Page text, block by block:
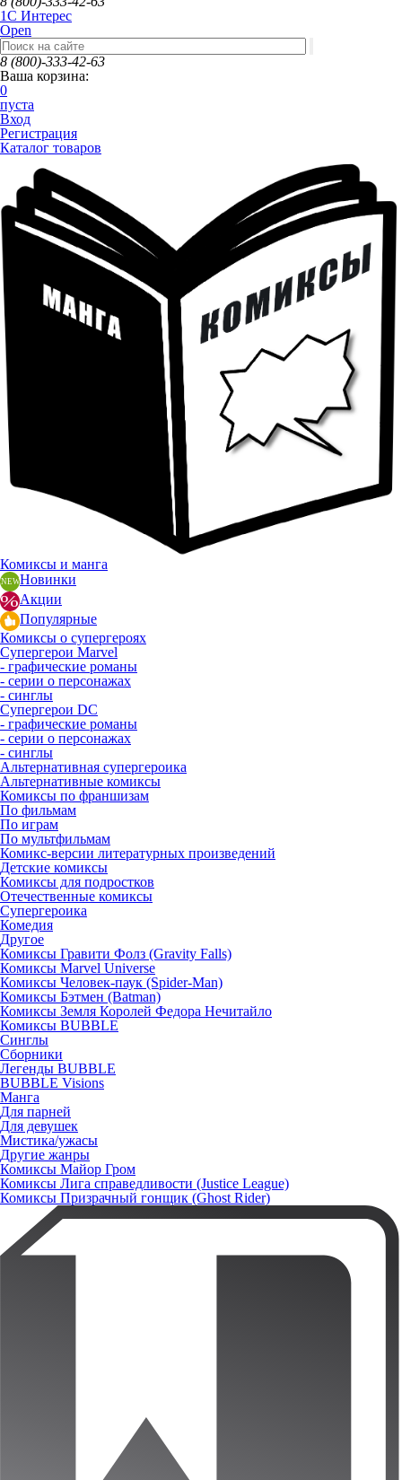
1C Интерес
Open
8 (800)-333-42-63
Ваша корзина:
0
пуста
Вход
Регистрация
Каталог товаров
Комиксы и манга
Новинки
Акции
Популярные
Комиксы о супергероях
Супергерои Marvel
- графические романы
- серии о персонажах
- синглы
Супергерои DC
- графические романы
- серии о персонажах
- синглы
Альтернативная супергероика
Альтернативные комиксы
Комиксы по франшизам
По фильмам
По играм
По мультфильмам
Комикс-версии литературных произведений
Детские комиксы
Комиксы для подростков
Отечественные комиксы
Супергероика
Комедия
Другое
Комиксы Гравити Фолз (Gravity Falls)
Комиксы Marvel Universe
Комиксы Человек-паук (Spider-Man)
Комиксы Бэтмен (Batman)
Комиксы Земля Королей Федора Нечитайло
Комиксы BUBBLE
Синглы
Сборники
Легенды BUBBLE
BUBBLE Visions
Манга
Для парней
Для девушек
Мистика/ужасы
Другие жанры
Комиксы Майор Гром
Комиксы Лига справедливости (Justice League)
Комиксы Призрачный гонщик (Ghost Rider)